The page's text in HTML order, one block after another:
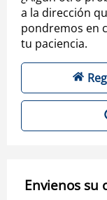
a la dirección
pondremos en
tu paciencia.
Envienos su